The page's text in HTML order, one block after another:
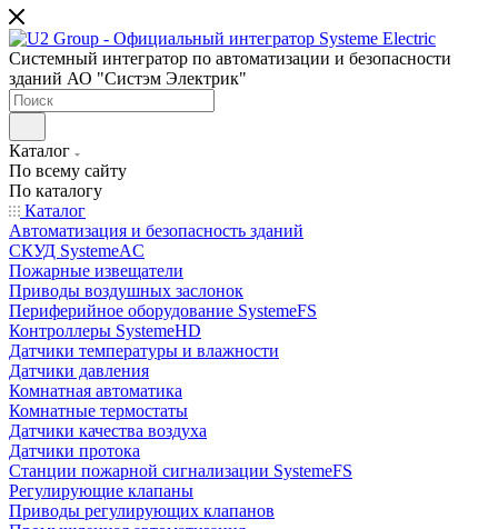
Системный интегратор по автоматизации и безопасности
зданий АО "Систэм Электрик"
Каталог
По всему сайту
По каталогу
Каталог
Автоматизация и безопасность зданий
СКУД SystemeAC
Пожарные извещатели
Приводы воздушных заслонок
Периферийное оборудование SystemeFS
Контроллеры SystemeHD
Датчики температуры и влажности
Датчики давления
Комнатная автоматика
Комнатные термостаты
Датчики качества воздуха
Датчики протока
Станции пожарной сигнализации SystemeFS
Регулирующие клапаны
Приводы регулирующих клапанов